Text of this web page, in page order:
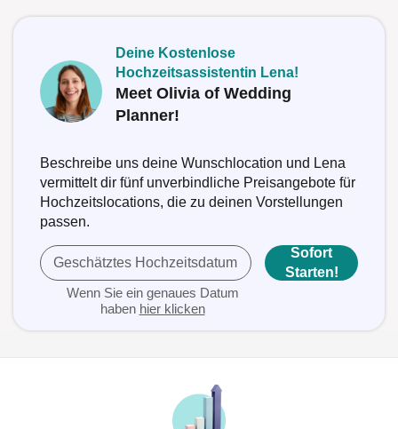
Deine Kostenlose
Hochzeitsassistentin Lena!
Meet Olivia of Wedding
Planner!
Beschreibe uns deine Wunschlocation und Lena
vermittelt dir fünf unverbindliche Preisangebote für
Hochzeitslocations, die zu deinen Vorstellungen
passen.
Geschätztes Hochzeitsdatum
Wenn Sie ein genaues Datum
haben hier klicken
Sofort
Starten!